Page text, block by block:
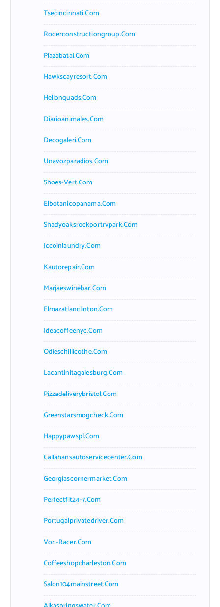
Tsecincinnati.com
Roderconstructiongroup.com
Plazabatai.com
Hawkscayresort.com
Hellonquads.com
Diarioanimales.com
Decogaleri.com
Unavozparadios.com
Shoes-Vert.com
Elbotanicopanama.com
Shadyoaksrockportrvpark.com
Jccoinlaundry.com
Kautorepair.com
Marjaeswinebar.com
Elmazatlanclinton.com
Ideacoffeenyc.com
Odieschillicothe.com
Lacantinitagalesburg.com
Pizzadeliverybristol.com
Greenstarsmogcheck.com
Happypawspl.com
Callahansautoservicecenter.com
Georgiascornermarket.com
Perfectfit24-7.com
Portugalprivatedriver.com
Von-Racer.com
Coffeeshopcharleston.com
Salon104mainstreet.com